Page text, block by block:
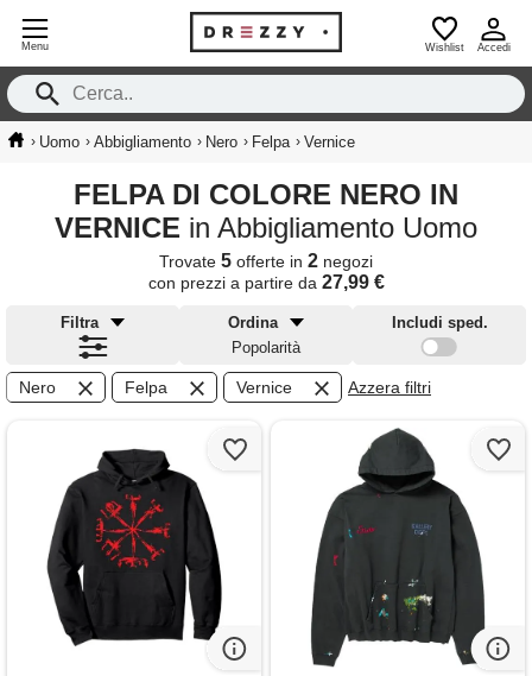
Menu Wishlist Accedi
› Uomo › Abbigliamento › Nero › Felpa › Vernice
FELPA DI COLORE NERO IN
VERNICE in Abbigliamento Uomo
Trovate 5 offerte in 2 negozi
con prezzi a partire da 27,99 €
Filtra
Ordina
Popolarità
Includi sped.
Nero Felpa Vernice Azzera filtri